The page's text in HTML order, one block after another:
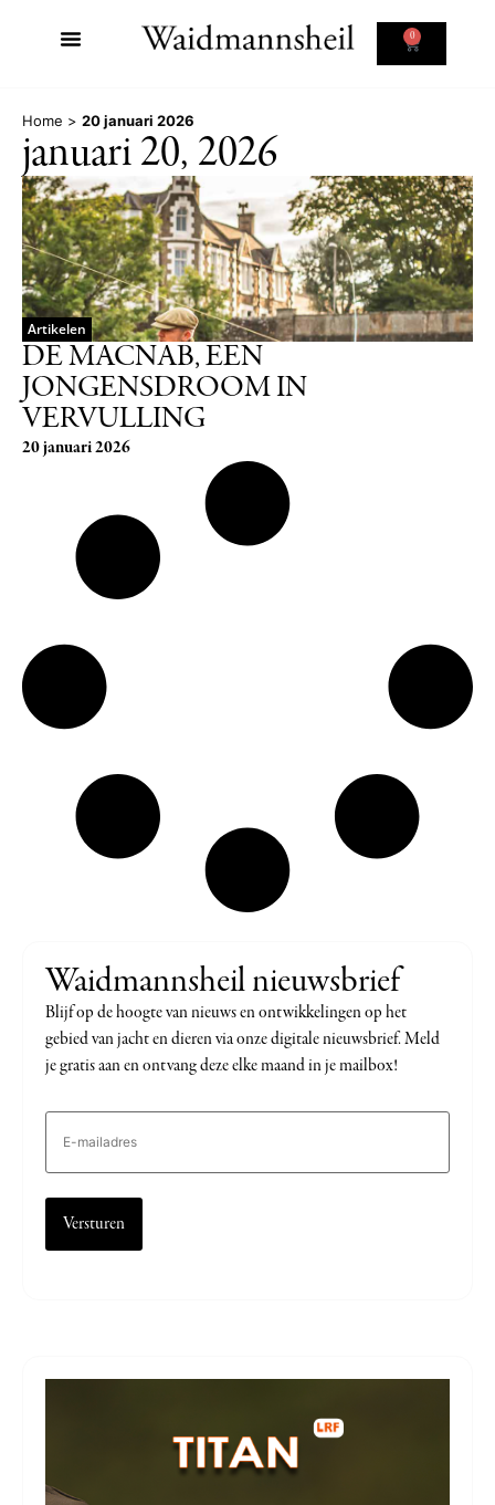
0
Home > 20 januari 2026
januari 20, 2026
Artikelen
DE MACNAB, EEN
JONGENSDROOM IN
VERVULLING
20 januari 2026
Waidmannsheil nieuwsbrief
Blijf op de hoogte van nieuws en ontwikkelingen op het
gebied van jacht en dieren via onze digitale nieuwsbrief. Meld
je gratis aan en ontvang deze elke maand in je mailbox!
E-
mailadres